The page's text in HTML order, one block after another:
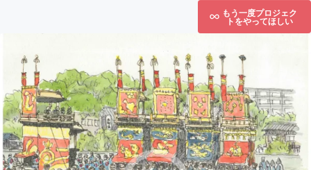
もう一度プロジェク
トをやってほしい